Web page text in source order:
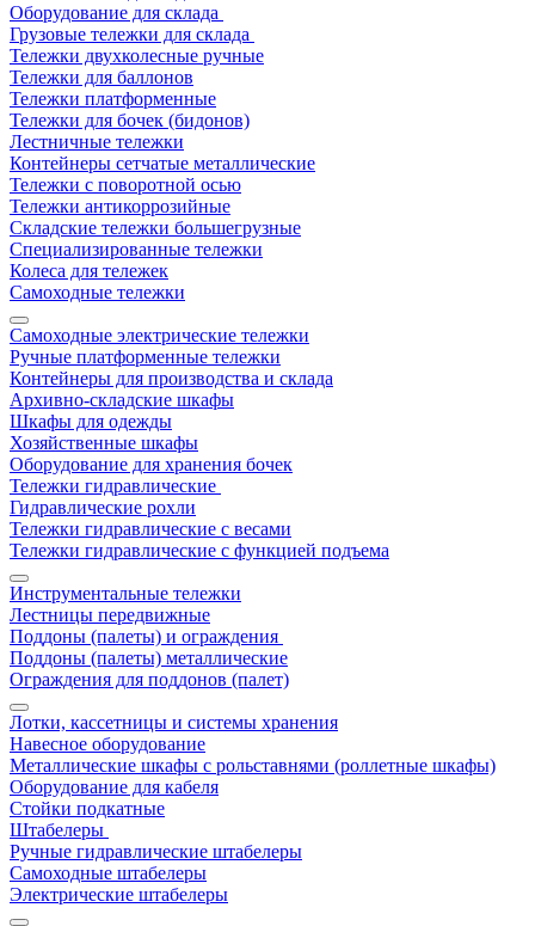
Оборудование для склада
Грузовые тележки для склада
Тележки двухколесные ручные
Тележки для баллонов
Тележки платформенные
Тележки для бочек (бидонов)
Лестничные тележки
Контейнеры сетчатые металлические
Тележки с поворотной осью
Тележки антикоррозийные
Складские тележки большегрузные
Специализированные тележки
Колеса для тележек
Самоходные тележки
Самоходные электрические тележки
Ручные платформенные тележки
Контейнеры для производства и склада
Архивно-складские шкафы
Шкафы для одежды
Хозяйственные шкафы
Оборудование для хранения бочек
Тележки гидравлические
Гидравлические рохли
Тележки гидравлические с весами
Тележки гидравлические с функцией подъема
Инструментальные тележки
Лестницы передвижные
Поддоны (палеты) и ограждения
Поддоны (палеты) металлические
Ограждения для поддонов (палет)
Лотки, кассетницы и системы хранения
Навесное оборудование
Металлические шкафы с рольставнями (роллетные шкафы)
Оборудование для кабеля
Стойки подкатные
Штабелеры
Ручные гидравлические штабелеры
Самоходные штабелеры
Электрические штабелеры